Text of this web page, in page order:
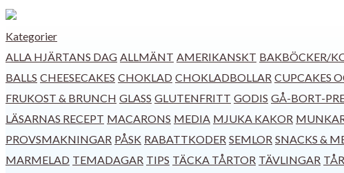
Kategorier
ALLA HJÄRTANS DAG ALLMÄNT AMERIKANSKT BAKBÖCKER/
BALLS CHEESECAKES CHOKLAD CHOKLADBOLLAR CUPCAKES
FRUKOST & BRUNCH GLASS GLUTENFRITT GODIS GÅ-BORT-
LÄSARNAS RECEPT MACARONS MEDIA MJUKA KAKOR
PROVSMAKNINGAR PÅSK RABATTKODER SEMLOR SNACKS &
MARMELAD TEMADAGAR TIPS TÄCKA TÅRTOR TÄVLINGAR